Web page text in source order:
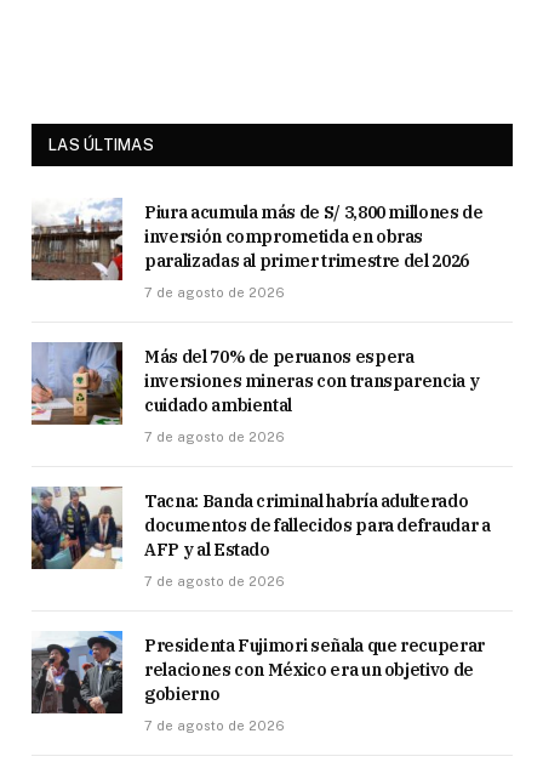
LAS ÚLTIMAS
Piura acumula más de S/ 3,800 millones de
inversión comprometida en obras
paralizadas al primer trimestre del 2026
7 de agosto de 2026
Más del 70% de peruanos espera
inversiones mineras con transparencia y
cuidado ambiental
7 de agosto de 2026
Tacna: Banda criminal habría adulterado
documentos de fallecidos para defraudar a
AFP y al Estado
7 de agosto de 2026
Presidenta Fujimori señala que recuperar
relaciones con México era un objetivo de
gobierno
7 de agosto de 2026